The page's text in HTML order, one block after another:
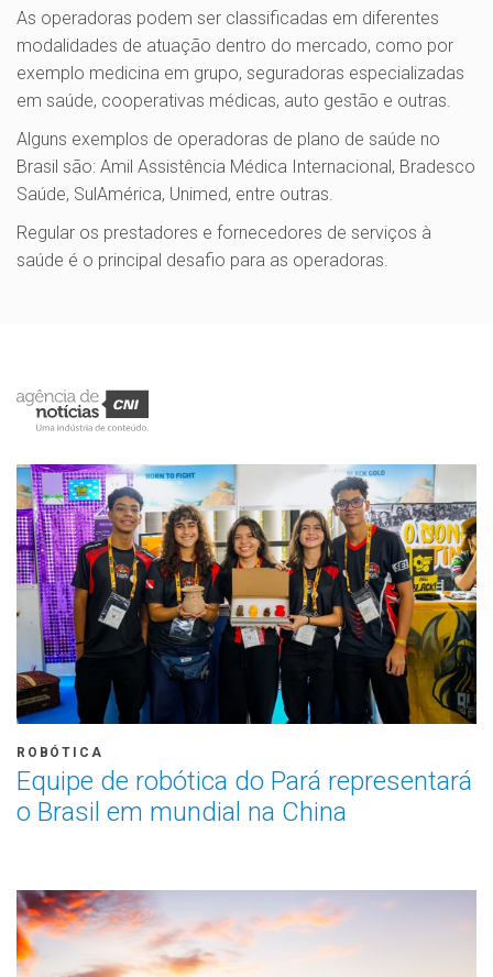
As operadoras podem ser classificadas em diferentes
modalidades de atuação dentro do mercado, como por
exemplo medicina em grupo, seguradoras especializadas
em saúde, cooperativas médicas, auto gestão e outras.
Alguns exemplos de operadoras de plano de saúde no
Brasil são: Amil Assistência Médica Internacional, Bradesco
Saúde, SulAmérica, Unimed, entre outras.
Regular os prestadores e fornecedores de serviços à
saúde é o principal desafio para as operadoras.
ROBÓTICA
Equipe de robótica do Pará representará
o Brasil em mundial na China